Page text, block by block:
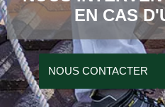
EN CAS
NOUS CONTACTER